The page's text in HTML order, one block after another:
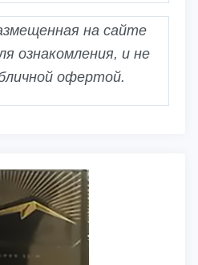
на сайте
ознакомления, и не
офертой.